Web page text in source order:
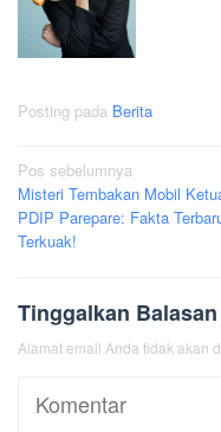
Posting pada Berita
Navigasi
pos
Pos sebelumnya
Misteri Tembakan Mobil
PDIP Parepare: Fakta
Terkuak!
Tinggalkan Balasan
Alamat email Anda tidak akan